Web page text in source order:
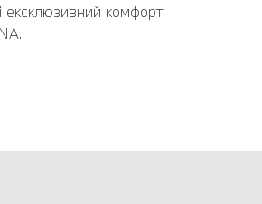
ексклюзивний комфорт